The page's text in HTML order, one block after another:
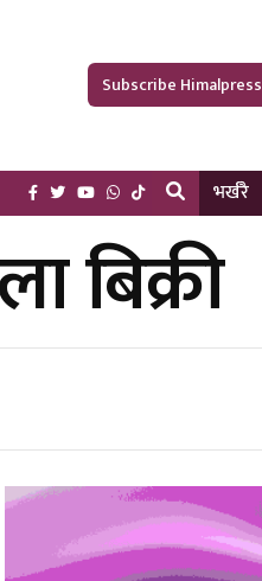
Subscribe Himalpress
भर्खरै
बिक्री